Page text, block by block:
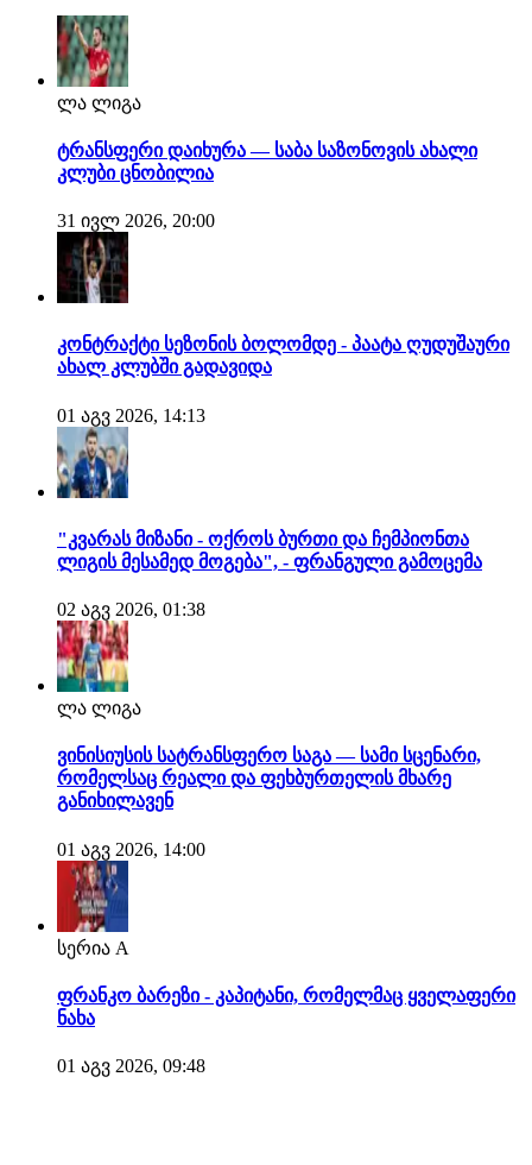
ლა ლიგა
ტრანსფერი დაიხურა — საბა საზონოვის ახალი
კლუბი ცნობილია
31 ივლ 2026, 20:00
კონტრაქტი სეზონის ბოლომდე - პაატა ღუდუშაური
ახალ კლუბში გადავიდა
01 აგვ 2026, 14:13
"კვარას მიზანი - ოქროს ბურთი და ჩემპიონთა
ლიგის მესამედ მოგება", - ფრანგული გამოცემა
02 აგვ 2026, 01:38
ლა ლიგა
ვინისიუსის სატრანსფერო საგა — სამი სცენარი,
რომელსაც რეალი და ფეხბურთელის მხარე
განიხილავენ
01 აგვ 2026, 14:00
სერია A
ფრანკო ბარეზი - კაპიტანი, რომელმაც ყველაფერი
ნახა
01 აგვ 2026, 09:48